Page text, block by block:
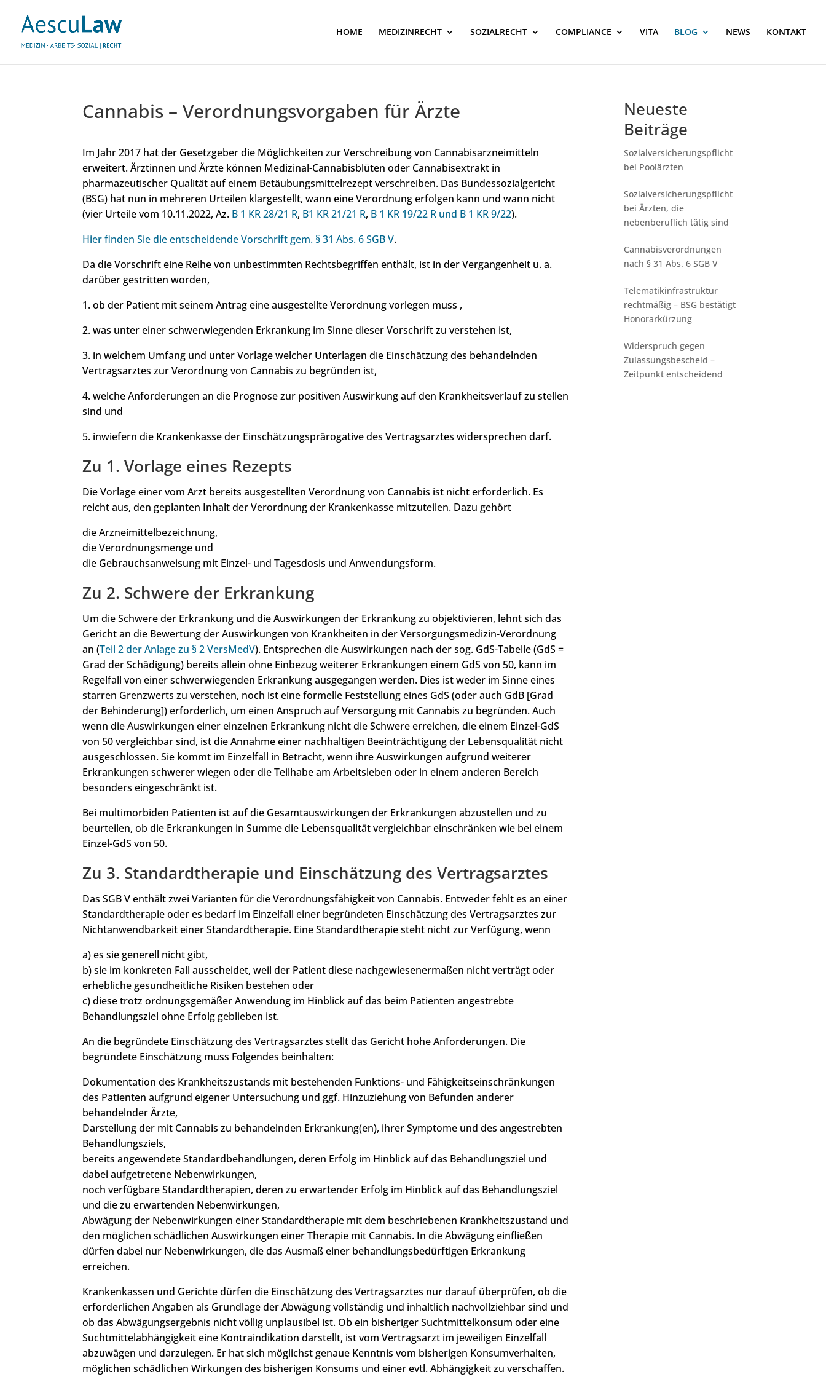
HOME MEDIZINRECHT SOZIALRECHT COMPLIANCE VITA BLOG NEWS KONTAKT
Cannabis – Verordnungsvorgaben für Ärzte
Im Jahr 2017 hat der Gesetzgeber die Möglichkeiten zur Verschreibung von Cannabisarzneimitteln
erweitert. Ärztinnen und Ärzte können Medizinal-Cannabisblüten oder Cannabisextrakt in
pharmazeutischer Qualität auf einem Betäubungsmittelrezept verschreiben. Das Bundessozialgericht
(BSG) hat nun in mehreren Urteilen klargestellt, wann eine Verordnung erfolgen kann und wann nicht
(vier Urteile vom 10.11.2022, Az. B 1 KR 28/21 R, B1 KR 21/21 R, B 1 KR 19/22 R und B 1 KR 9/22).
Hier finden Sie die entscheidende Vorschrift gem. § 31 Abs. 6 SGB V.
Da die Vorschrift eine Reihe von unbestimmten Rechtsbegriffen enthält, ist in der Vergangenheit u. a.
darüber gestritten worden,
1. ob der Patient mit seinem Antrag eine ausgestellte Verordnung vorlegen muss ,
2. was unter einer schwerwiegenden Erkrankung im Sinne dieser Vorschrift zu verstehen ist,
3. in welchem Umfang und unter Vorlage welcher Unterlagen die Einschätzung des behandelnden
Vertragsarztes zur Verordnung von Cannabis zu begründen ist,
4. welche Anforderungen an die Prognose zur positiven Auswirkung auf den Krankheitsverlauf zu stellen
sind und
5. inwiefern die Krankenkasse der Einschätzungsprärogative des Vertragsarztes widersprechen darf.
Zu 1. Vorlage eines Rezepts
Die Vorlage einer vom Arzt bereits ausgestellten Verordnung von Cannabis ist nicht erforderlich. Es
reicht aus, den geplanten Inhalt der Verordnung der Krankenkasse mitzuteilen. Dazu gehört
die Arzneimittelbezeichnung,
die Verordnungsmenge und
die Gebrauchsanweisung mit Einzel- und Tagesdosis und Anwendungsform.
Zu 2. Schwere der Erkrankung
Um die Schwere der Erkrankung und die Auswirkungen der Erkrankung zu objektivieren, lehnt sich das
Gericht an die Bewertung der Auswirkungen von Krankheiten in der Versorgungsmedizin-Verordnung
an (Teil 2 der Anlage zu § 2 VersMedV). Entsprechen die Auswirkungen nach der sog. GdS-Tabelle (GdS =
Grad der Schädigung) bereits allein ohne Einbezug weiterer Erkrankungen einem GdS von 50, kann im
Regelfall von einer schwerwiegenden Erkrankung ausgegangen werden. Dies ist weder im Sinne eines
starren Grenzwerts zu verstehen, noch ist eine formelle Feststellung eines GdS (oder auch GdB [Grad
der Behinderung]) erforderlich, um einen Anspruch auf Versorgung mit Cannabis zu begründen. Auch
wenn die Auswirkungen einer einzelnen Erkrankung nicht die Schwere erreichen, die einem Einzel-GdS
von 50 vergleichbar sind, ist die Annahme einer nachhaltigen Beeinträchtigung der Lebensqualität nicht
ausgeschlossen. Sie kommt im Einzelfall in Betracht, wenn ihre Auswirkungen aufgrund weiterer
Erkrankungen schwerer wiegen oder die Teilhabe am Arbeitsleben oder in einem anderen Bereich
besonders eingeschränkt ist.
Bei multimorbiden Patienten ist auf die Gesamtauswirkungen der Erkrankungen abzustellen und zu
beurteilen, ob die Erkrankungen in Summe die Lebensqualität vergleichbar einschränken wie bei einem
Einzel-GdS von 50.
Zu 3. Standardtherapie und Einschätzung des Vertragsarztes
Das SGB V enthält zwei Varianten für die Verordnungsfähigkeit von Cannabis. Entweder fehlt es an einer
Standardtherapie oder es bedarf im Einzelfall einer begründeten Einschätzung des Vertragsarztes zur
Nichtanwendbarkeit einer Standardtherapie. Eine Standardtherapie steht nicht zur Verfügung, wenn
a) es sie generell nicht gibt,
b) sie im konkreten Fall ausscheidet, weil der Patient diese nachgewiesenermaßen nicht verträgt oder
erhebliche gesundheitliche Risiken bestehen oder
c) diese trotz ordnungsgemäßer Anwendung im Hinblick auf das beim Patienten angestrebte
Behandlungsziel ohne Erfolg geblieben ist.
An die begründete Einschätzung des Vertragsarztes stellt das Gericht hohe Anforderungen. Die
begründete Einschätzung muss Folgendes beinhalten:
Dokumentation des Krankheitszustands mit bestehenden Funktions- und Fähigkeitseinschränkungen
des Patienten aufgrund eigener Untersuchung und ggf. Hinzuziehung von Befunden anderer
behandelnder Ärzte,
Darstellung der mit Cannabis zu behandelnden Erkrankung(en), ihrer Symptome und des angestrebten
Behandlungsziels,
bereits angewendete Standardbehandlungen, deren Erfolg im Hinblick auf das Behandlungsziel und
dabei aufgetretene Nebenwirkungen,
noch verfügbare Standardtherapien, deren zu erwartender Erfolg im Hinblick auf das Behandlungsziel
und die zu erwartenden Nebenwirkungen,
Abwägung der Nebenwirkungen einer Standardtherapie mit dem beschriebenen Krankheitszustand und
den möglichen schädlichen Auswirkungen einer Therapie mit Cannabis. In die Abwägung einfließen
dürfen dabei nur Nebenwirkungen, die das Ausmaß einer behandlungsbedürftigen Erkrankung
erreichen.
Krankenkassen und Gerichte dürfen die Einschätzung des Vertragsarztes nur darauf überprüfen, ob die
erforderlichen Angaben als Grundlage der Abwägung vollständig und inhaltlich nachvollziehbar sind und
ob das Abwägungsergebnis nicht völlig unplausibel ist. Ob ein bisheriger Suchtmittelkonsum oder eine
Suchtmittelabhängigkeit eine Kontraindikation darstellt, ist vom Vertragsarzt im jeweiligen Einzelfall
abzuwägen und darzulegen. Er hat sich möglichst genaue Kenntnis vom bisherigen Konsumverhalten,
möglichen schädlichen Wirkungen des bisherigen Konsums und einer evtl. Abhängigkeit zu verschaffen.
Neueste
Beiträge
Sozialversicherungspflicht
bei Poolärzten
Sozialversicherungspflicht
bei Ärzten, die
nebenberuflich tätig sind
Cannabisverordnungen
nach § 31 Abs. 6 SGB V
Telematikinfrastruktur
rechtmäßig – BSG bestätigt
Honorarkürzung
Widerspruch gegen
Zulassungsbescheid –
Zeitpunkt entscheidend